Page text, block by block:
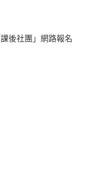
後社團」網路報名